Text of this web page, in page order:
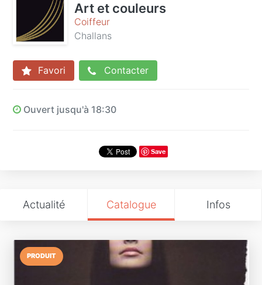
Art et couleurs
Coiffeur
Challans
Favori Contacter
Ouvert jusqu'à 18:30
Save
Actualité Catalogue Infos
PRODUIT